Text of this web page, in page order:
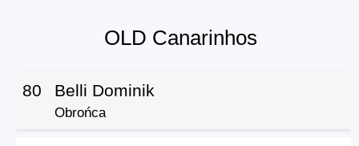
OLD Canarinhos
80 Belli Dominik
Obrońca